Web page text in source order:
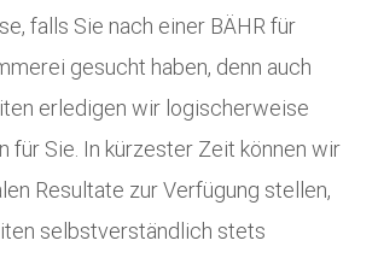
falls Sie nach einer BÄHR für
gesucht haben, denn auch
erledigen wir logischerweise
für Sie. In kürzester Zeit können wir
Resultate zur Verfügung stellen,
selbstverständlich stets